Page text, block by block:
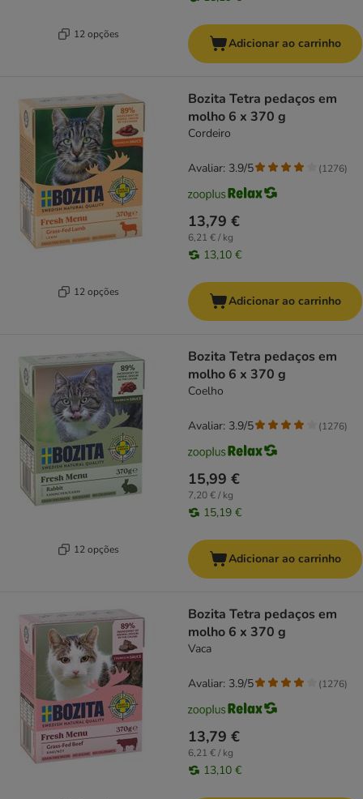
12 opções
Adicionar ao carrinho
12 opções
Bozita Tetra pedaços em
molho 6 x 370 g
Cordeiro
13,79 €
6,21 € / kg
13,10 €
Avaliar: 3.9/5 (1276)
Adicionar ao carrinho
12 opções
Bozita Tetra pedaços em
molho 6 x 370 g
Coelho
15,99 €
7,20 € / kg
15,19 €
Avaliar: 3.9/5 (1276)
Adicionar ao carrinho
Bozita Tetra pedaços em
molho 6 x 370 g
Vaca
13,79 €
6,21 € / kg
13,10 €
Avaliar: 3.9/5 (1276)